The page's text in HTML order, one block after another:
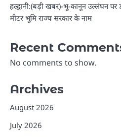
हल्द्वानी:(बड़ी खबर)-भू-कानून उल्लंघन
मीटर भूमि राज्य सरकार के नाम
Recent
No comments to show.
Archives
August 2026
July 2026